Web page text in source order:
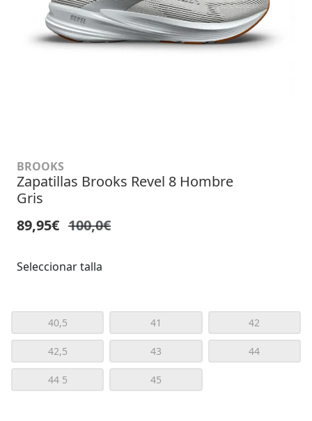
BROOKS
Zapatillas Brooks Revel 8 Hombre
Gris
89,95€ 100,0€
Seleccionar talla
40,5 41 42
42,5 43 44
44 5 45